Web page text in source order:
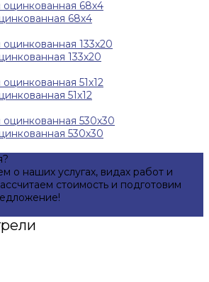
68х4
133х20
51х12
530х30
о наших услугах, видах работ и
стоимость и подготовим